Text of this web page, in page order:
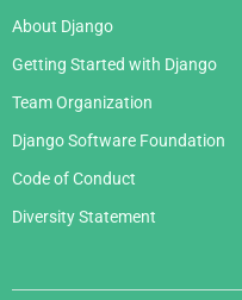
About Django
Getting Started with Django
Team Organization
Django Software Foundation
Code of Conduct
Diversity Statement